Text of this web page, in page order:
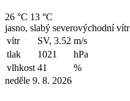
26 °C 13 °C
jasno, slabý severovýchodní vítr
vítr
SV, 3.52 m/s
tlak
1021
hPa
vlhkost 41
%
neděle 9. 8. 2026